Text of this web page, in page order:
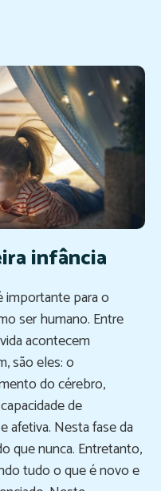
infância
importante para o
ser humano. Entre
acontecem
são eles: o
do cérebro,
de
afetiva. Nesta fase da
que nunca. Entretanto,
tudo o que é novo e